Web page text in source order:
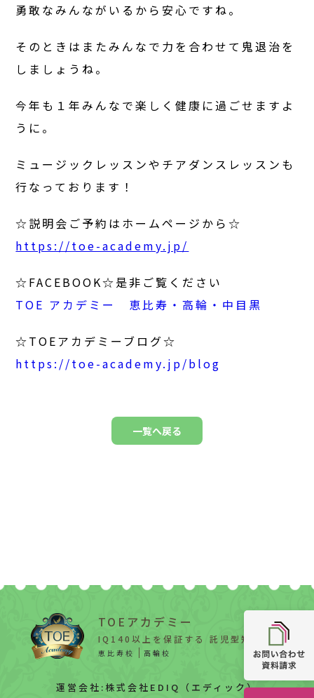
勇敢なみんながいるから安心ですね。
そのときはまたみんなで力を合わせて鬼退治を
しましょうね。
今年も１年みんなで楽しく健康に過ごせますよ
うに。
ミュージックレッスンやチアダンスレッスンも
行なっております！
☆説明会ご予約はホームページから☆
https://toe-academy.jp/
☆FACEBOOK☆是非ご覧ください
TOE アカデミー 恵比寿・高輪・中目黒
☆TOEアカデミーブログ☆
https://toe-academy.jp/blog
一覧へ戻る
TOEアカデミー
IQ140以上を保証する 託児型知能教育
恵比寿校 高輪校
運営会社:株式会社EDIQ（エディック）